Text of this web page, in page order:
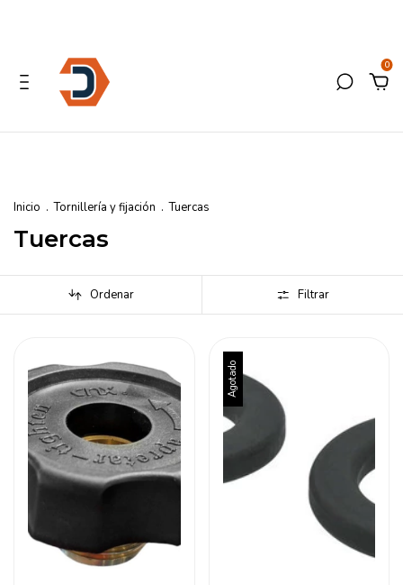
0
Inicio . Tornillería y fijación . Tuercas
Tuercas
Ordenar Filtrar
Agotado